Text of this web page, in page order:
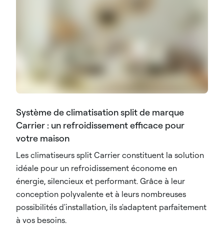
Système de climatisation split de marque
Carrier : un refroidissement efficace pour
votre maison
Les climatiseurs split Carrier constituent la solution
idéale pour un refroidissement économe en
énergie, silencieux et performant. Grâce à leur
conception polyvalente et à leurs nombreuses
possibilités d'installation, ils s'adaptent parfaitement
à vos besoins.